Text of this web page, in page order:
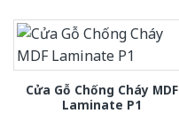
Cửa Gỗ Chống Cháy MDF
Laminate P1